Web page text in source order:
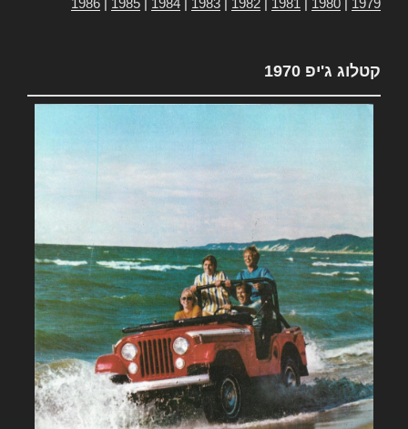
1979
1980
1981
1982
1983
1984
1985
1986
קטלוג ג'יפ 1970